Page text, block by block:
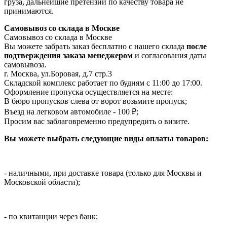
принимаются.
Самовывоз со склада в Москве
Самовывоз со склада в Москве
Вы можете забрать заказ бесплатно с нашего склада после
подтверждения заказа менеджером и согласования даты
самовывоза.
г. Москва, ул.Боровая, д.7 стр.3
Складской комплекс работает по будням с 11:00 до 17:00.
Оформление пропуска осуществляется на месте:
В бюро пропусков слева от ворот возьмите пропуск;
Въезд на легковом автомобиле - 100 ₽;
Просим вас заблаговременно предупредить о визите.
Вы можете выбрать следующие виды оплаты товаров:
- наличными, при доставке товара (только для Москвы и
Московской области);
- по квитанции через банк;